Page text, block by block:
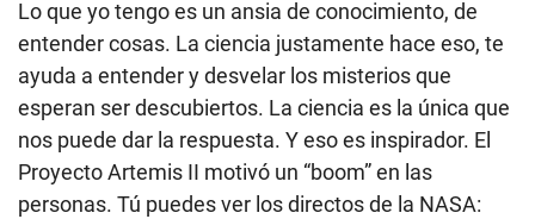
Lo que yo tengo es un ansia de conocimiento, de
entender cosas. La ciencia justamente hace eso, te
ayuda a entender y desvelar los misterios que
esperan ser descubiertos. La ciencia es la única que
nos puede dar la respuesta. Y eso es inspirador. El
Proyecto Artemis II motivó un “boom” en las
personas. Tú puedes ver los directos de la NASA: